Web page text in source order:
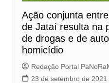
Ação conjunta
de Jataí resulta na
de drogas e de
homicídio
Redação Portal
23 de setembro de 2021